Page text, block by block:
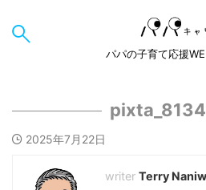
パパの子育て応援
2025年7月22日
Terry